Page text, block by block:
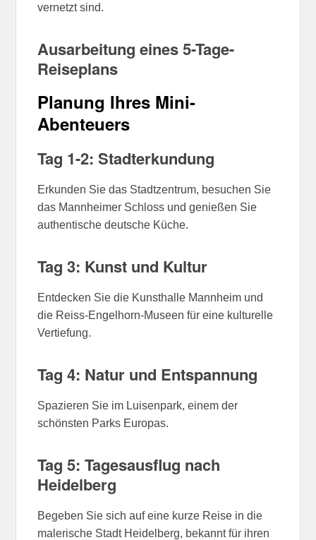
vernetzt sind.
Ausarbeitung eines 5-Tage-
Reiseplans
Planung Ihres Mini-
Abenteuers
Tag 1-2: Stadterkundung
Erkunden Sie das Stadtzentrum, besuchen Sie
das Mannheimer Schloss und genießen Sie
authentische deutsche Küche.
Tag 3: Kunst und Kultur
Entdecken Sie die Kunsthalle Mannheim und
die Reiss-Engelhorn-Museen für eine kulturelle
Vertiefung.
Tag 4: Natur und Entspannung
Spazieren Sie im Luisenpark, einem der
schönsten Parks Europas.
Tag 5: Tagesausflug nach
Heidelberg
Begeben Sie sich auf eine kurze Reise in die
malerische Stadt Heidelberg, bekannt für ihren